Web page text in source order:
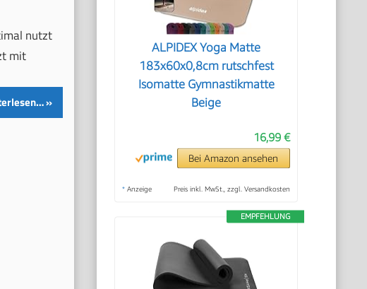
nutzt
mit
ALPIDEX Yoga Matte
183x60x0,8cm rutschfest
Isomatte Gymnastikmatte
Beige
16,99 €
Bei Amazon ansehen
* Anzeige Preis inkl. MwSt., zzgl. Versandkosten
EMPFEHLUNG